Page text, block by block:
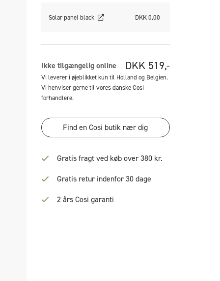
Solar panel black DKK 0,00
DKK 519,-
Ikke tilgængelig online
Vi leverer i øjeblikket kun til Holland og Belgien.
Vi henviser gerne til vores danske Cosi
forhandlere.
Find en Cosi butik nær dig
Gratis fragt ved køb over 380 kr.
Gratis retur indenfor 30 dage
2 års Cosi garanti